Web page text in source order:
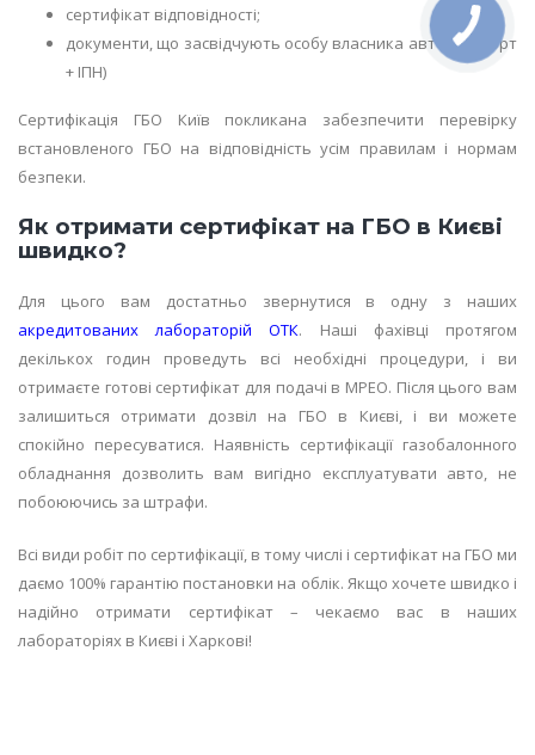
сертифікат відповідності;
документи, що засвідчують особу власника авто (паспорт
+ ІПН)
Сертифікація ГБО Київ покликана забезпечити перевірку
встановленого ГБО на відповідність усім правилам і нормам
безпеки.
Як отримати сертифікат на ГБО в Києві
швидко?
Для цього вам достатньо звернутися в одну з наших
акредитованих лабораторій ОТК. Наші фахівці протягом
декількох годин проведуть всі необхідні процедури, і ви
отримаєте готові сертифікат для подачі в МРЕО. Після цього вам
залишиться отримати дозвіл на ГБО в Києві, і ви можете
спокійно пересуватися. Наявність сертифікації газобалонного
обладнання дозволить вам вигідно експлуатувати авто, не
побоюючись за штрафи.
Всі види робіт по сертифікації, в тому числі і сертифікат на ГБО ми
даємо 100% гарантію постановки на облік. Якщо хочете швидко і
надійно отримати сертифікат – чекаємо вас в наших
лабораторіях в Києві і Харкові!